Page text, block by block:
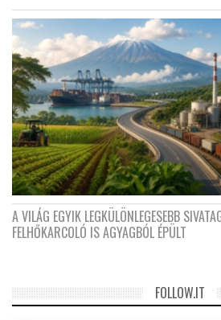
A VILÁG EGYIK LEGKÜLÖNLEGESEBB
FELHŐKARCOLÓ IS AGYAGBÓL ÉPÜLT
FOLLOW.IT